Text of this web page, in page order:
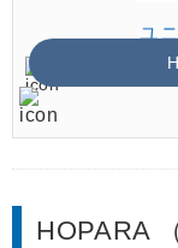
ユ
HOPARA